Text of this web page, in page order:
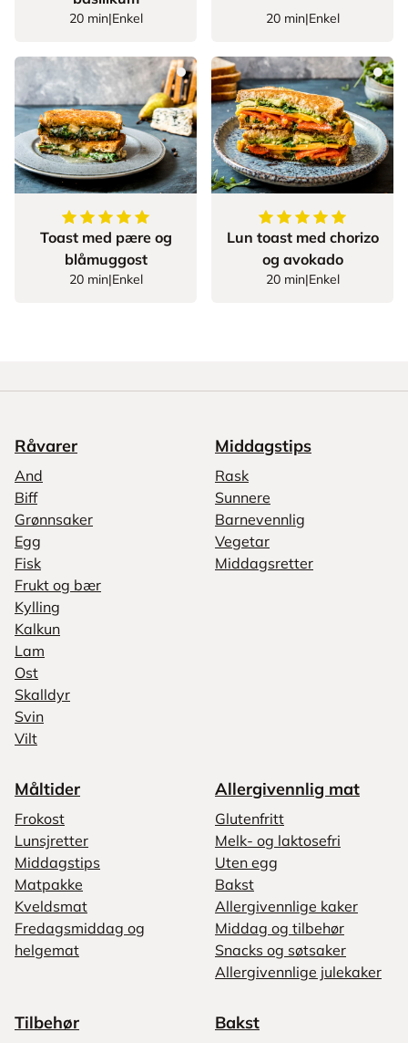
20 min|Enkel 20 min|Enkel
5av5stjerner
Toast med pære og
blåmuggost
20 min|Enkel
5av5stjerner
Lun toast med chorizo
og avokado
20 min|Enkel
Råvarer
And
Biff
Grønnsaker
Egg
Fisk
Frukt og bær
Kylling
Kalkun
Lam
Ost
Skalldyr
Svin
Vilt
Middagstips
Rask
Sunnere
Barnevennlig
Vegetar
Middagsretter
Måltider
Frokost
Lunsjretter
Middagstips
Matpakke
Kveldsmat
Fredagsmiddag og
helgemat
Allergivennlig mat
Glutenfritt
Melk- og laktosefri
Uten egg
Bakst
Allergivennlige kaker
Middag og tilbehør
Snacks og søtsaker
Allergivennlige julekaker
Tilbehør Bakst